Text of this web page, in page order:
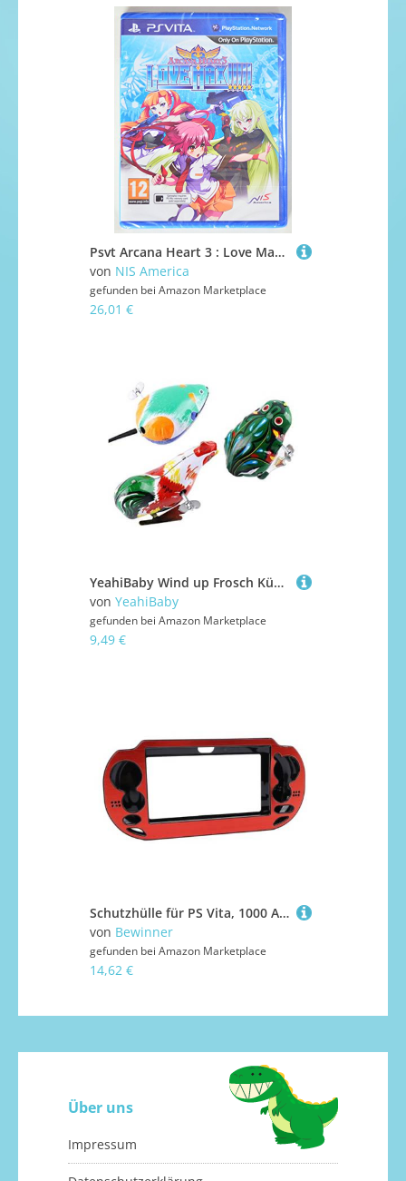
Psvt Arcana Heart 3 : Love Max (Eu)
von NIS America
gefunden bei Amazon Marketplace
26,01 €
YeahiBaby Wind up Frosch Küken und Maus Uhrwerk Spielzeug 3 Stücke
von YeahiBaby
gefunden bei Amazon Marketplace
9,49 €
Schutzhülle für PS Vita, 1000 Aluminiumlegierung, Kratzfest, Fallende Fingerabdrücke, Spielkonsolen-Hartschale (Rot)
von Bewinner
gefunden bei Amazon Marketplace
14,62 €
Über uns
Impressum